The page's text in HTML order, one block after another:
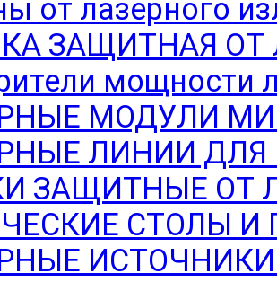
от лазерного
ЗАЩИТНАЯ ОТ
мощности
МОДУЛИ
ЛИНИИ
ЗАЩИТНЫЕ ОТ
СТОЛЫ И
ИСТОЧНИКИ